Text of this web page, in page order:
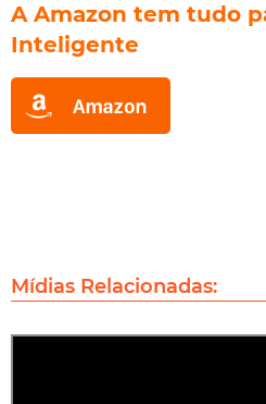
A Amazon tem tudo
Inteligente
Mídias Relacionadas: